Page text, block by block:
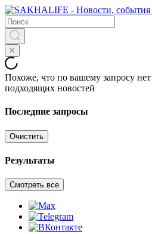
Похоже, что по вашему запросу нет
подходящих новостей
Последние запросы
Очистить
Результаты
Смотреть все